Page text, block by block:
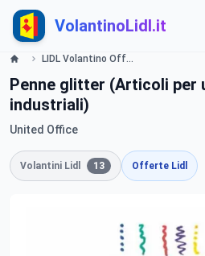
VolantinoLidl.it
LIDL Volantino Offerte e Promozioni - Creativita per bambini e adulti - Offerte valide dal 17 marzo 2016 Lidl
Penne glitter (Articoli per
industriali)
United Office
Volantini Lidl 13 Offerte Lidl